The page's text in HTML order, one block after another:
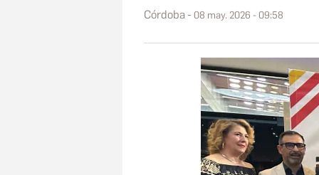
Córdoba 08 may. 2026 - 09:58